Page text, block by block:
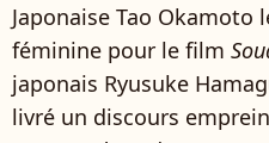
Japonaise Tao
féminine pour le film
japonais Ryusuke
livré un discours